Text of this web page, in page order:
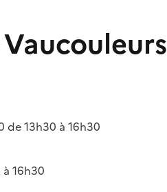
de 13h30 à 16h30
16h30